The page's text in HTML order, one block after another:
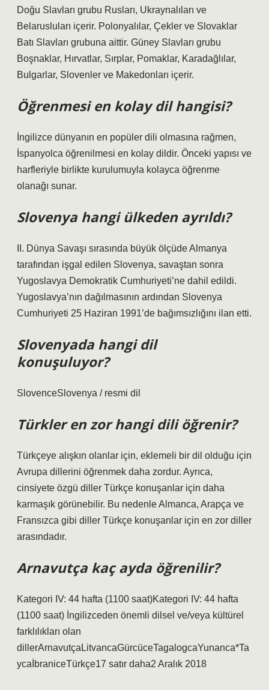
Doğu Slavları grubu Rusları, Ukraynalıları ve
Belarusluları içerir. Polonyalılar, Çekler ve Slovaklar
Batı Slavları grubuna aittir. Güney Slavları grubu
Boşnaklar, Hırvatlar, Sırplar, Pomaklar, Karadağlılar,
Bulgarlar, Slovenler ve Makedonları içerir.
Öğrenmesi en kolay dil hangisi?
İngilizce dünyanın en popüler dili olmasına rağmen,
İspanyolca öğrenilmesi en kolay dildir. Önceki yapısı ve
harfleriyle birlikte kurulumuyla kolayca öğrenme
olanağı sunar.
Slovenya hangi ülkeden ayrıldı?
II. Dünya Savaşı sırasında büyük ölçüde Almanya
tarafından işgal edilen Slovenya, savaştan sonra
Yugoslavya Demokratik Cumhuriyeti’ne dahil edildi.
Yugoslavya’nın dağılmasının ardından Slovenya
Cumhuriyeti 25 Haziran 1991’de bağımsızlığını ilan etti.
Slovenyada hangi dil
konuşuluyor?
SlovenceSlovenya / resmi dil
Türkler en zor hangi dili öğrenir?
Türkçeye alışkın olanlar için, eklemeli bir dil olduğu için
Avrupa dillerini öğrenmek daha zordur. Ayrıca,
cinsiyete özgü diller Türkçe konuşanlar için daha
karmaşık görünebilir. Bu nedenle Almanca, Arapça ve
Fransızca gibi diller Türkçe konuşanlar için en zor diller
arasındadır.
Arnavutça kaç ayda öğrenilir?
Kategori IV: 44 hafta (1100 saat)Kategori IV: 44 hafta
(1100 saat) İngilizceden önemli dilsel ve/veya kültürel
farklılıkları olan
dillerArnavutçaLitvancaGürcüceTagalogcaYunanca*Ta
ycaİbraniceTürkçe17 satır daha2 Aralık 2018